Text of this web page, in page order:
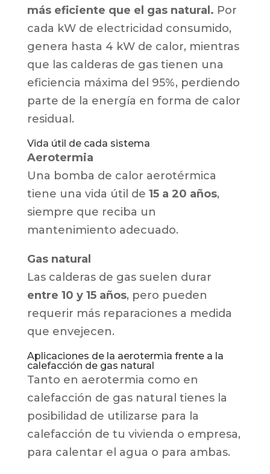
más eficiente que el gas natural. Por
cada kW de electricidad consumido,
genera hasta 4 kW de calor, mientras
que las calderas de gas tienen una
eficiencia máxima del 95%, perdiendo
parte de la energía en forma de calor
residual.
Vida útil de cada sistema
Aerotermia
Una bomba de calor aerotérmica
tiene una vida útil de 15 a 20 años,
siempre que reciba un
mantenimiento adecuado.
Gas natural
Las calderas de gas suelen durar
entre 10 y 15 años, pero pueden
requerir más reparaciones a medida
que envejecen.
Aplicaciones de la aerotermia frente a la
calefacción de gas natural
Tanto en aerotermia como en
calefacción de gas natural tienes la
posibilidad de utilizarse para la
calefacción de tu vivienda o empresa,
para calentar el agua o para ambas.